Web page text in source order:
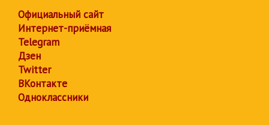
Официальный сайт
Интернет-приёмная
Telegram
Дзен
Twitter
ВКонтакте
Одноклассники